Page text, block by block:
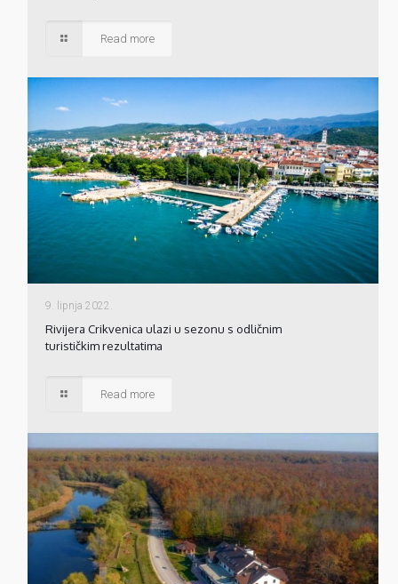
Read more
9. lipnja 2022.
Rivijera Crikvenica ulazi u sezonu s odličnim
turističkim rezultatima
Read more